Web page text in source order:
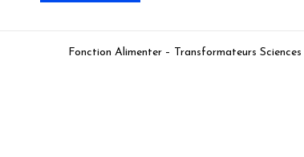
Fonction Alimenter – Transformateurs Sciences